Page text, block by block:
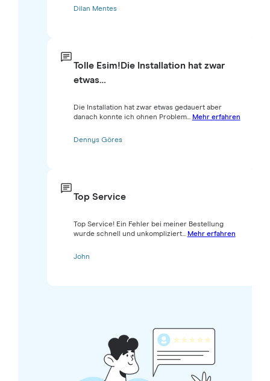
Dilan Mentes
Tolle Esim!Die Installation hat zwar
etwas…
Die Installation hat zwar etwas gedauert aber
danach konnte ich ohnen Problem... Mehr erfahren
Dennys Göres
Top Service
Top Service! Ein Fehler bei meiner Bestellung
wurde schnell und unkompliziert... Mehr erfahren
John